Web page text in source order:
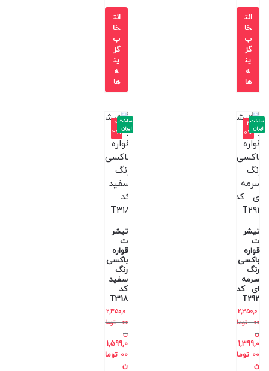
انت
خا
ب
گز
ین
ه
ها
انت
خا
ب
گز
ین
ه
ها
-4
0%
تیشر
ت
قواره
باکسی
رنگ
سرمه
ای کد
T292
2,350,0
00
توما
ن
1,399,0
00 توما
ن
ساخت
ایران
-3
2%
تیشر
ت
قواره
باکسی
رنگ
سفید
کد
T318
2,350,0
00
توما
ن
1,599,0
00 توما
ن
ساخت
ایران